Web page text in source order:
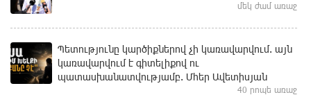
մեկ ժամ առաջ
Պետությունը կարծիքներով չի կառավարվում. այն
կառավարվում է գիտելիքով ու
պատասխանատվությամբ. Մհեր Ավետիսյան
40 րոպե առաջ